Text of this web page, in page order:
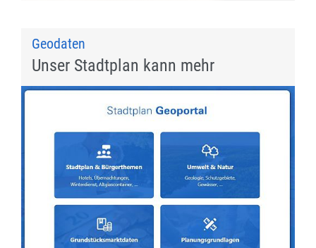
Geodaten
Unser Stadtplan kann mehr